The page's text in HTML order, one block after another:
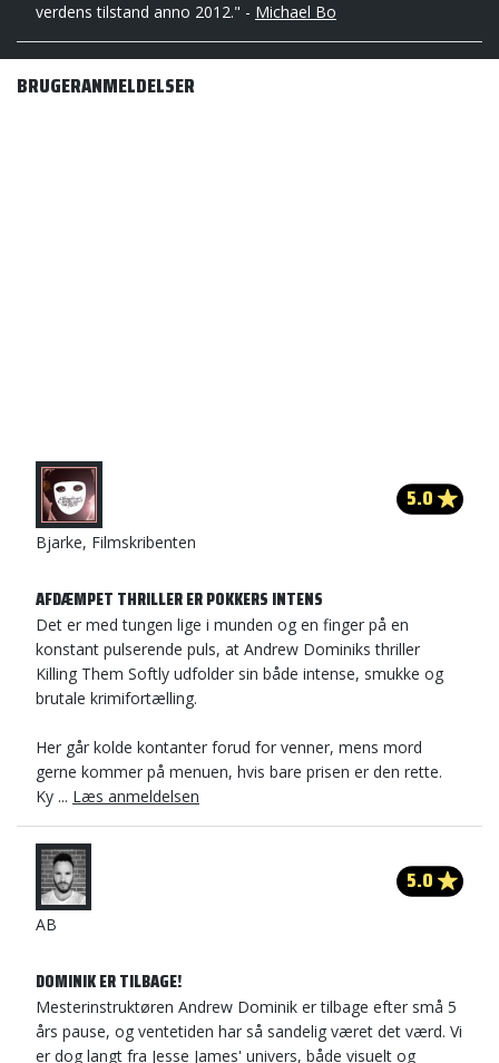
verdens tilstand anno 2012." - Michael Bo
BRUGERANMELDELSER
Bjarke, Filmskribenten
5.0
AFDÆMPET THRILLER ER POKKERS INTENS
Det er med tungen lige i munden og en finger på en
konstant pulserende puls, at Andrew Dominiks thriller
Killing Them Softly udfolder sin både intense, smukke og
brutale krimifortælling.
Her går kolde kontanter forud for venner, mens mord
gerne kommer på menuen, hvis bare prisen er den rette.
Ky ... Læs anmeldelsen
AB
5.0
DOMINIK ER TILBAGE!
Mesterinstruktøren Andrew Dominik er tilbage efter små 5
års pause, og ventetiden har så sandelig været det værd. Vi
er dog langt fra Jesse James' univers, både visuelt og